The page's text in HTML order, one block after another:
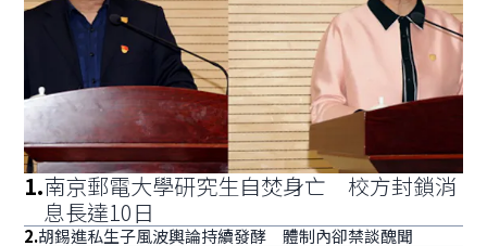
1.南京郵電大學研究生自焚身亡 校方封鎖消
息長達10日
2.胡錫進私生子風波輿論持續發酵 體制內卻禁談醜聞